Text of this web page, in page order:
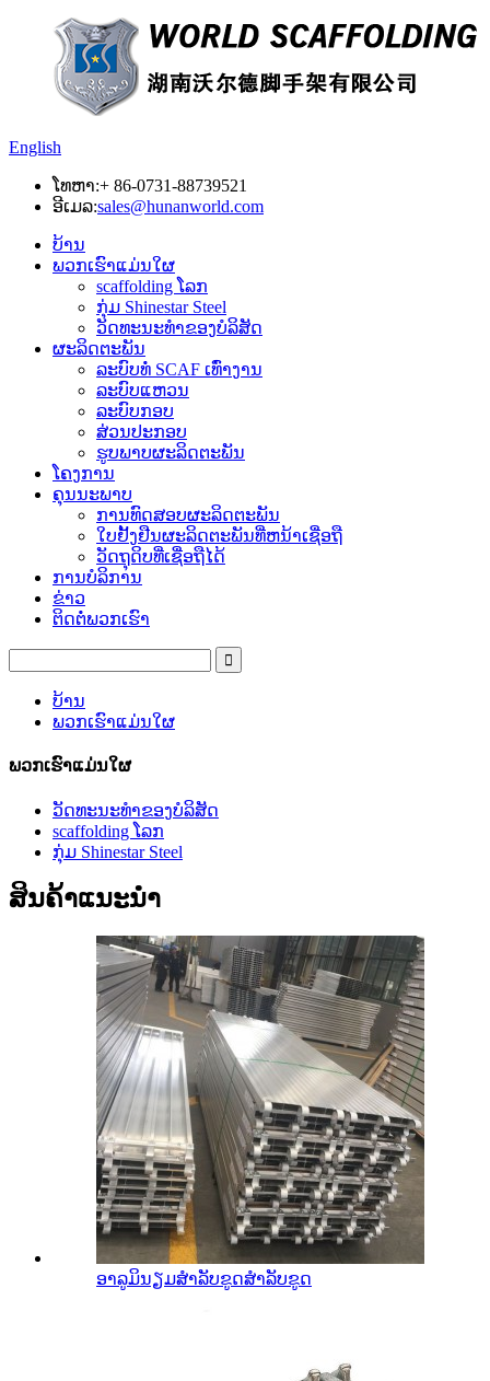
English
ໂທຫາ:+ 86-0731-88739521
ອີເມລ:sales@hunanworld.com
ບ້ານ
ພວກເຮົາແມ່ນໃຜ
scaffolding ໂລກ
ກຸ່ມ Shinestar Steel
ວັດທະນະທໍາຂອງບໍລິສັດ
ຜະລິດຕະພັນ
ລະບົບທໍ່ SCAF ເທົ່າງານ
ລະບົບແຫວນ
ລະບົບກອບ
ສ່ວນປະກອບ
ຮູບພາບຜະລິດຕະພັນ
ໂຄງການ
ຄຸນນະພາບ
ການທົດສອບຜະລິດຕະພັນ
ໃບຢັ້ງຢືນຜະລິດຕະພັນທີ່ຫນ້າເຊື່ອຖື
ວັດຖຸດິບທີ່ເຊື່ອຖືໄດ້
ການບໍລິການ
ຂ່າວ
ຕິດຕໍ່ພວກເຮົາ
ບ້ານ
ພວກເຮົາແມ່ນໃຜ
ພວກເຮົາແມ່ນໃຜ
ວັດທະນະທໍາຂອງບໍລິສັດ
scaffolding ໂລກ
ກຸ່ມ Shinestar Steel
ສິນຄ້າແນະນໍາ
ອາລູມິນຽມສໍາລັບຂູດສໍາລັບຂູດ